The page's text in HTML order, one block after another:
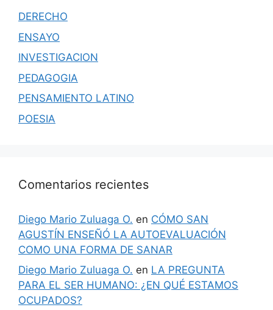
DERECHO
ENSAYO
INVESTIGACION
PEDAGOGIA
PENSAMIENTO LATINO
POESIA
Comentarios recientes
Diego Mario Zuluaga O. en CÓMO SAN
AGUSTÍN ENSEÑÓ LA AUTOEVALUACIÓN
COMO UNA FORMA DE SANAR
Diego Mario Zuluaga O. en LA PREGUNTA
PARA EL SER HUMANO: ¿EN QUÉ ESTAMOS
OCUPADOS?